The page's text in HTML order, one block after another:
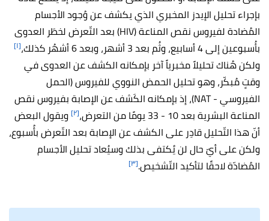
بإجراء تحليل الإيدز المخبري الذي يكشف عن وُجود الأجسام
المُضادة لفيروس نقص المناعة (HIV) بعد التّعرض لخطَر العدوى
بأُسبوعين إلى 4 أسابيع، وثُم بعد 3 أشهر، وبعد 6 أشهُر كذلك،
[١]
ولكن هُناك تحليلاً مخبرياً آخر بإمكانه الكشف عن العدوى في
وقتٍ مُبكّر، وهو تحليل الحمض النووي للفيروس (الحمل
الفيروسي - NAT)، إذ بإمكانه الكَشف عن الإصابة بفيروس نقص
المناعة البشرية بعد 10 - 33 يومًا من التعرض،
[٢]
ويقول البعض
أنّ هذا التّحليل قادِر على الكشف عن الإصابة بعد التّعرض بأُسبوع،
ولكن على أيّ حال لن يُكتفى بذلك وسيُعاد تحليل الأجسام
المُضادّة لاحقًا لتأكيد التّشخيص.[٣]